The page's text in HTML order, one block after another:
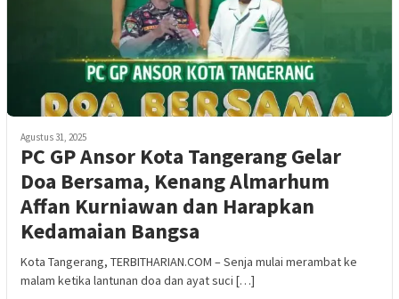
Agustus 31, 2025
PC GP Ansor Kota Tangerang Gelar
Doa Bersama, Kenang Almarhum
Affan Kurniawan dan Harapkan
Kedamaian Bangsa
Kota Tangerang, TERBITHARIAN.COM – Senja mulai merambat ke
malam ketika lantunan doa dan ayat suci […]